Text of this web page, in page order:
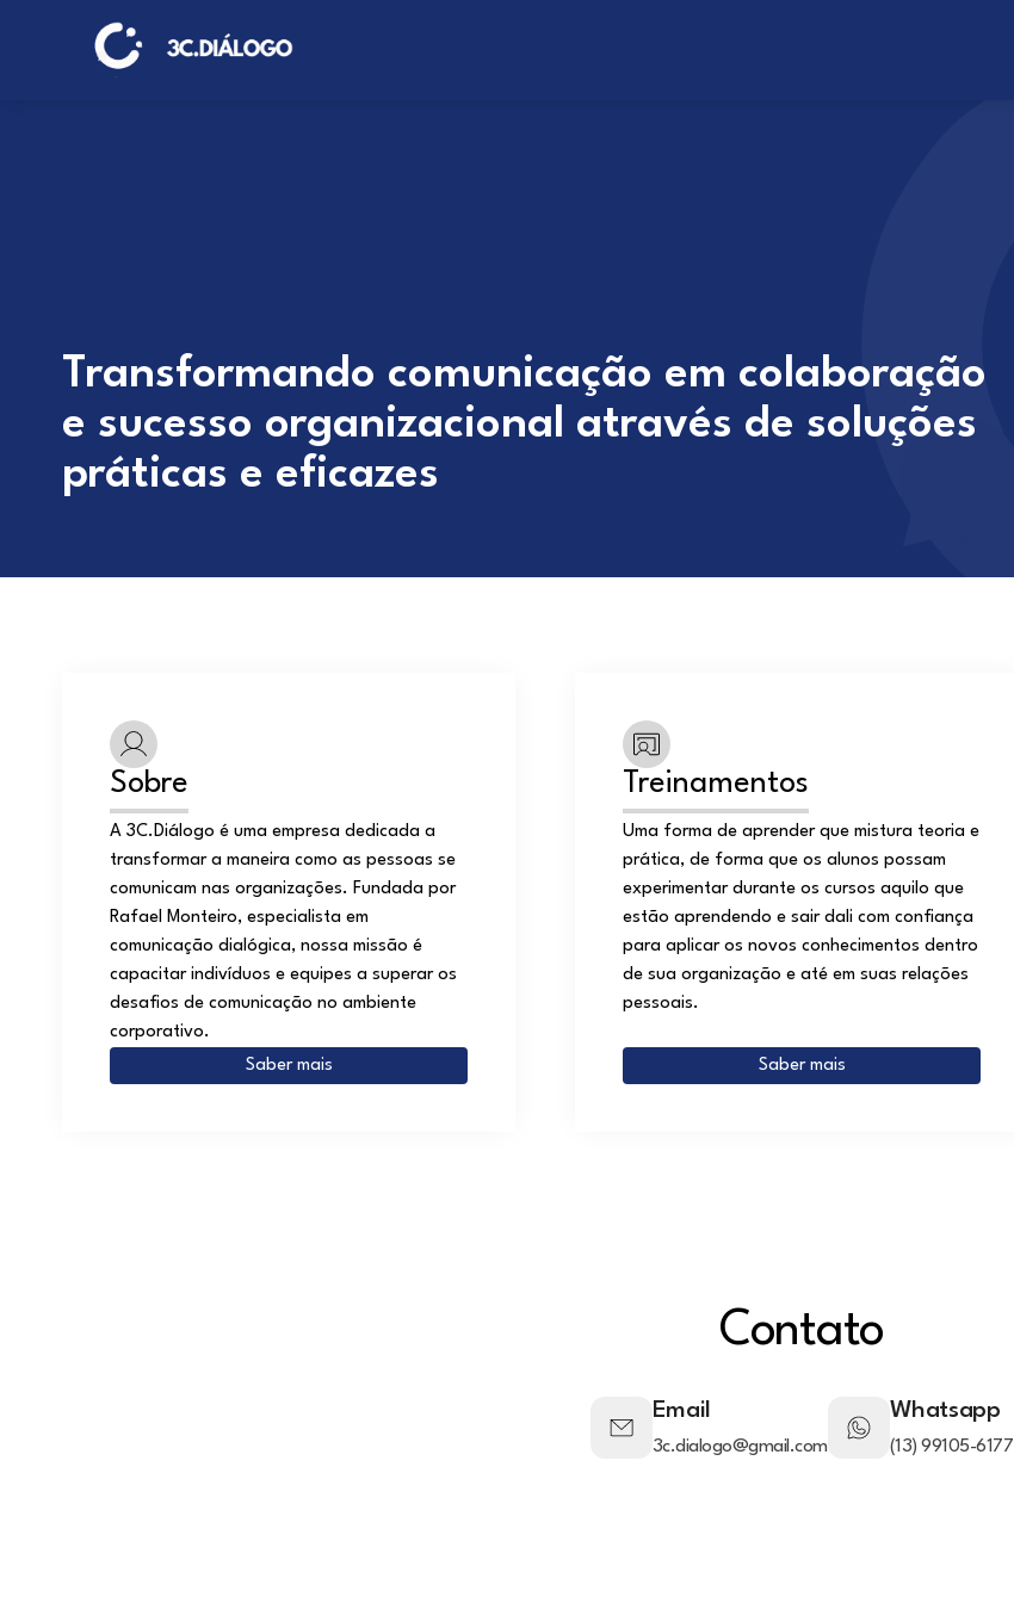
Transformando comunicação em colaboração
e sucesso organizacional através de soluções
práticas e eficazes
Sobre
A 3C.Diálogo é uma empresa dedicada a
transformar a maneira como as pessoas se
comunicam nas organizações. Fundada por
Rafael Monteiro, especialista em
comunicação dialógica, nossa missão é
capacitar indivíduos e equipes a superar os
desafios de comunicação no ambiente
corporativo.
Saber mais
Treinamentos
Uma forma de aprender que mistura teoria e
prática, de forma que os alunos possam
experimentar durante os cursos aquilo que
estão aprendendo e sair dali com confiança
para aplicar os novos conhecimentos dentro
de sua organização e até em suas relações
pessoais.
Saber mais
Contato
Email
3c.dialogo@gmail.com
Whatsapp
(13) 99105-6177